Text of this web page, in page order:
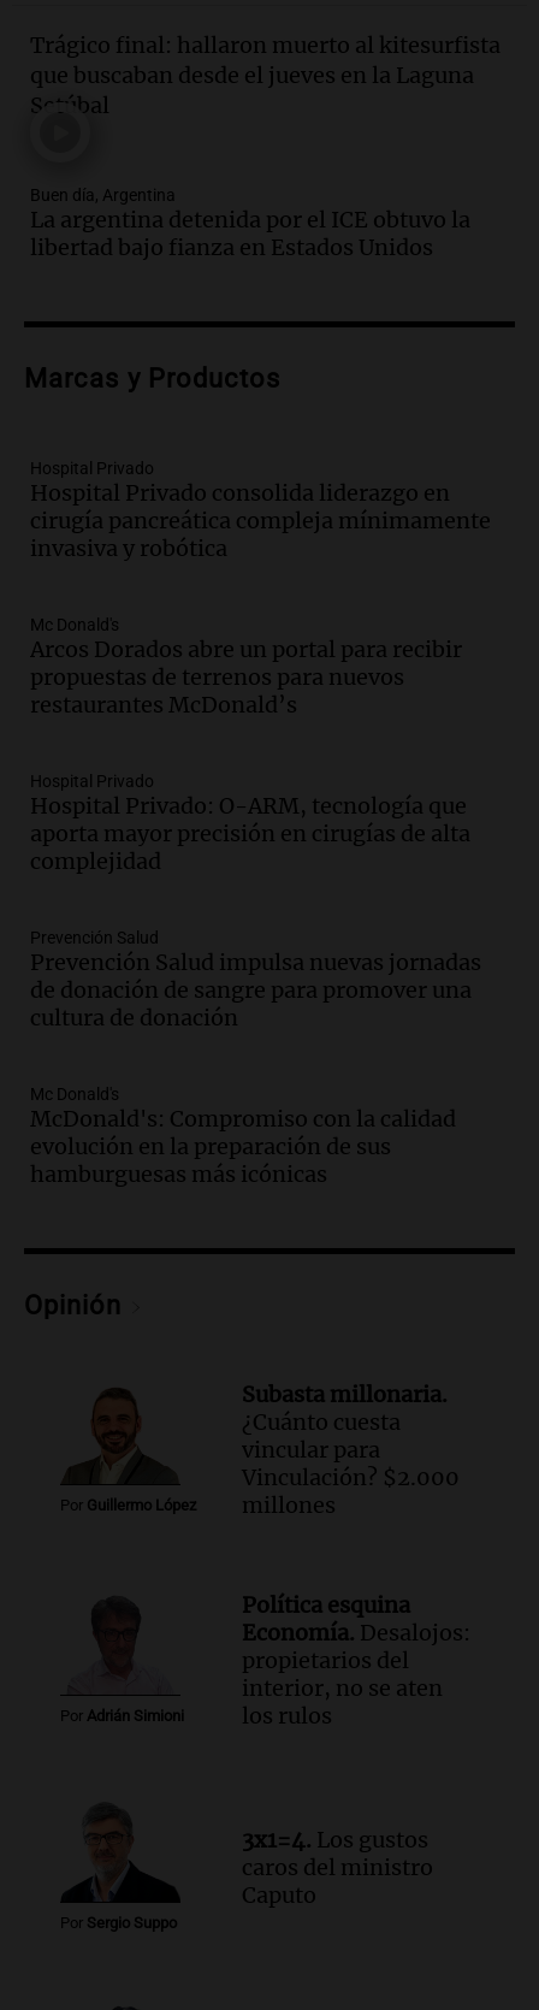
Audio.El orgullo y el sueño argentino de
Jorge Messi en una entrevista con Rony
Vargas en 2007
Audio.El abuelo de Agostina Vega, tras
las nuevas detenciones: "En esa casa
todos tenían algo que ver"
del desayuno ideal: qué alimentos
Episodios
Audio.Murió Jorge Messi
Una mañana para todos
Audio.
Mateo, a los 25 años, lucha
contra el tiempo: necesita un trasplante
para poder seguir viviend
Una mañana para todos
Audio.Estiman que la inflación nacional
de julio será menor al 2,9% registrado
en CABA
Una mañana para todos
Audio.
Altas Cumbres: rescataron a una
cabra que llevaba ocho días atrapada en
un precipicio
Una mañana para todos
conectividad fronteriza, aérea y digital
con Jujuy
Panorama Federal
Episodios
qué crece el consumo de alimentos con
Una mañana para todos
la cooperativa Talamochita en Villa
María
Panorama Federal
Episodios
Audio.Vandalismo en San Miguel de
Episodios
Audio.
Una mujer murió cuando
esperaba cobrar su jubilación en un
banco de San Luis
Panorama Federal
Trágico final: hallaron muerto al kitesurfista
que buscaban desde el jueves en la Laguna
Setúbal
Buen día, Argentina
La argentina detenida por el ICE obtuvo la
libertad bajo fianza en Estados Unidos
Marcas y Productos
Hospital Privado
Hospital Privado consolida liderazgo en
cirugía pancreática compleja mínimamente
invasiva y robótica
Mc Donald's
Arcos Dorados abre un portal para recibir
propuestas de terrenos para nuevos
restaurantes McDonald’s
Hospital Privado
Hospital Privado: O-ARM, tecnología que
aporta mayor precisión en cirugías de alta
complejidad
Prevención Salud
Prevención Salud impulsa nuevas jornadas
de donación de sangre para promover una
cultura de donación
Mc Donald's
McDonald's: Compromiso con la calidad
evolución en la preparación de sus
hamburguesas más icónicas
Opinión
Por Guillermo López
Subasta millonaria.
¿Cuánto cuesta
vincular para
Vinculación? $2.000
millones
Por Adrián Simioni
Política esquina
Economía. Desalojos:
propietarios del
interior, no se aten
los rulos
Por Sergio Suppo
3x1=4. Los gustos
caros del ministro
Caputo